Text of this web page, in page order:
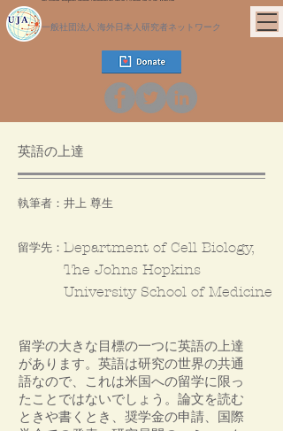
一般社団法人 海外日本人研究者ネットワーク
英語の上達
執筆者： 井上 尊生
留学先： Department of Cell Biology,
The Johns Hopkins
University School of Medicine
留学の大きな目標の一つに英語の上達
があります。英語は研究の世界の共通
語なので、これは米国への留学に限っ
たことではないでしょう。論文を読む
ときや書くとき、奨学金の申請、国際